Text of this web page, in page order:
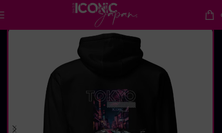
Sweat mi-saison